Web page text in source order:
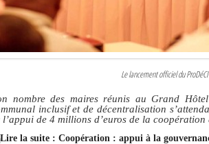
Le lancement officiel du
nombre des maires réunis au Grand
inclusif et de décentralisation
de 4 millions d’euros de la
Lire la suite : Coopération : appui à la